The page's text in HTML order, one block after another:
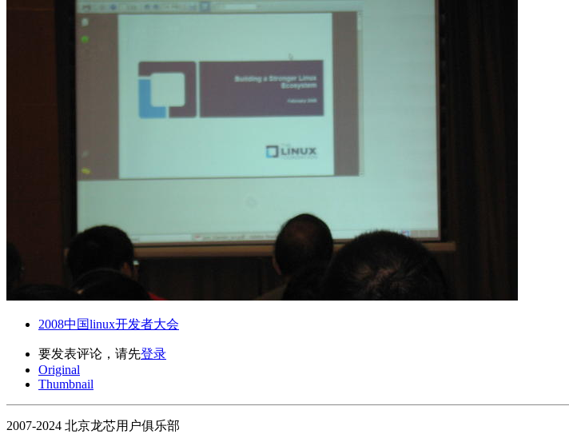
2008中国linux开发者大会
要发表评论，请先登录
Original
Thumbnail
2007-2024 北京龙芯用户俱乐部